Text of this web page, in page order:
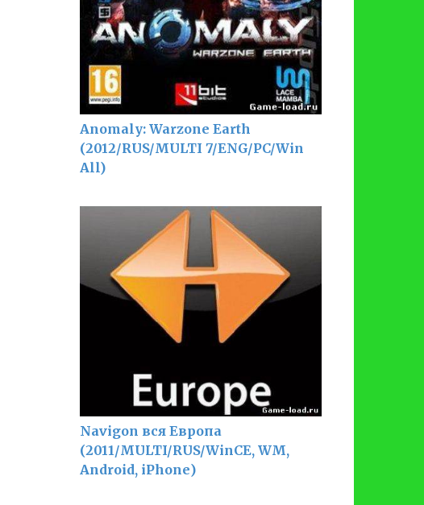
Anomaly: Warzone Earth
(2012/RUS/MULTI 7/ENG/PC/Win
All)
Navigon вся Европа
(2011/MULTI/RUS/WinCE, WM,
Android, iPhone)